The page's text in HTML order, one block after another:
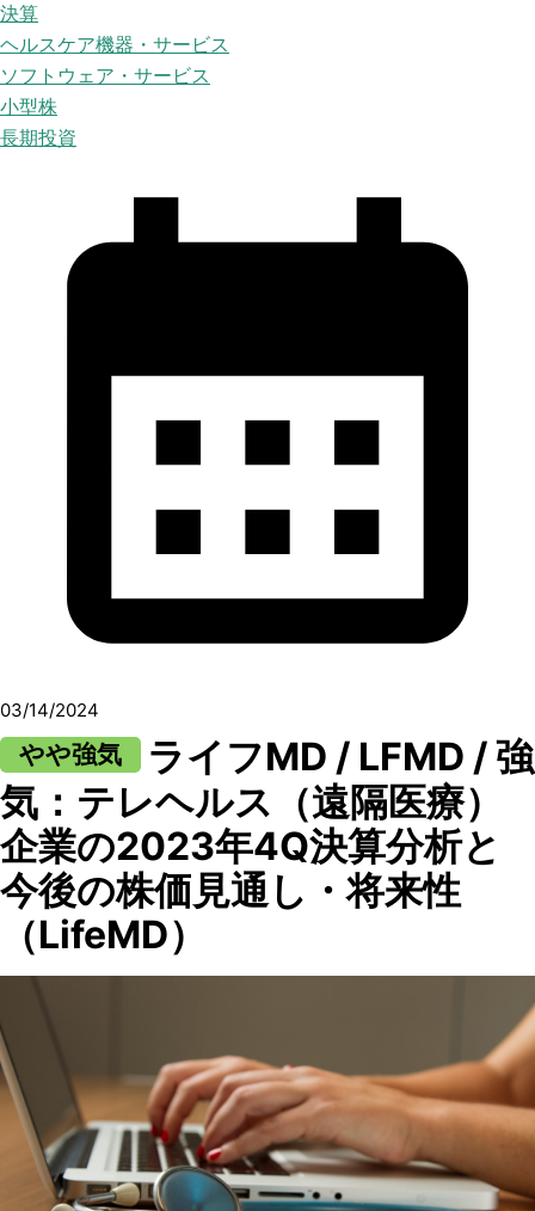
決算
ヘルスケア機器・サービス
ソフトウェア・サービス
小型株
長期投資
03/14/2024
やや強気
ライフMD / LFMD / 強
気：テレヘルス（遠隔医療）
企業の2023年4Q決算分析と
今後の株価見通し・将来性
（LifeMD）